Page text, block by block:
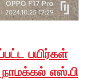
பயிர்கள்
எஸ்.பி